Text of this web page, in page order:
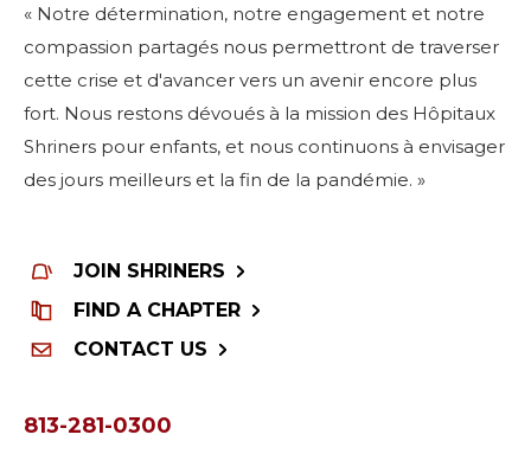
« Notre détermination, notre engagement et notre
compassion partagés nous permettront de traverser
cette crise et d'avancer vers un avenir encore plus
fort. Nous restons dévoués à la mission des Hôpitaux
Shriners pour enfants, et nous continuons à envisager
des jours meilleurs et la fin de la pandémie. »
JOIN SHRINERS
FIND A CHAPTER
CONTACT US
813-281-0300